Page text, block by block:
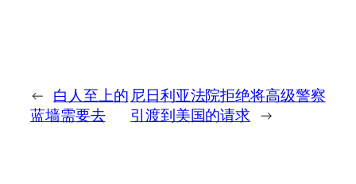
← 白人至上的
蓝墙需要去
尼日利亚法院拒绝将高级警察
引渡到美国的请求 →